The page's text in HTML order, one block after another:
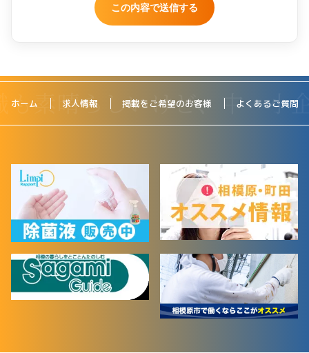
ホーム 求人情報 掲載をご希望のお客様 よくあるご質問